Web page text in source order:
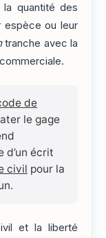
quantité des
espèce ou leur
tranche avec la
de
le gage
d’un écrit
civil pour la
et la liberté